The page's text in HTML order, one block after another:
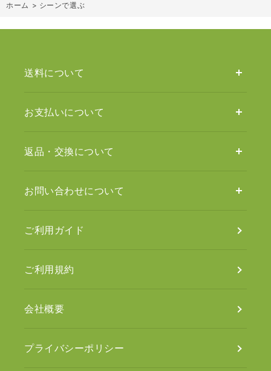
ホーム > シーンで選ぶ
送料について
お支払いについて
返品・交換について
お問い合わせについて
ご利用ガイド
ご利用規約
会社概要
プライバシーポリシー